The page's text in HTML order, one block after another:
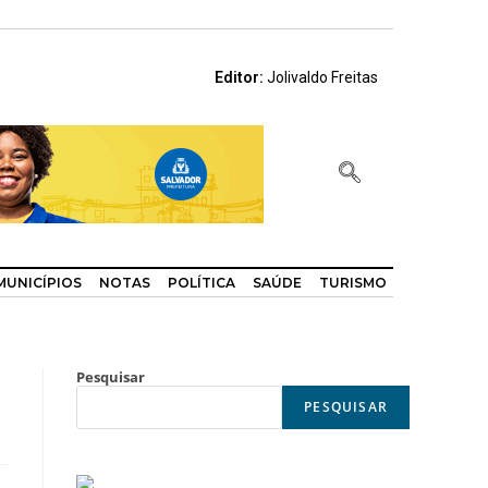
Editor:Jolivaldo Freitas
NOTAS POLÍTICA SAÚDE TURISMO
Pesquisar
PESQUISAR